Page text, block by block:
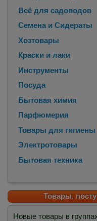
Всё для садоводов
Семена и Сидераты
Хозтовары
Краски и лаки
Инструменты
Посуда
Бытовая химия
Парфюмерия
Товары для гигиены
Электротовары
Бытовая техника
Товары,
Новые товары в